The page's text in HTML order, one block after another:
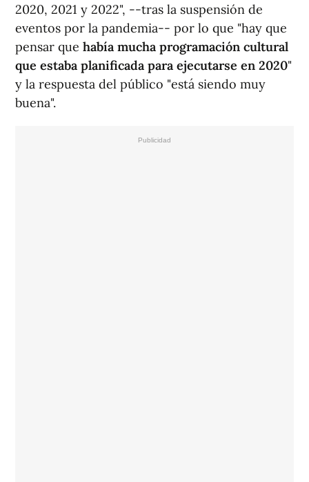
2020, 2021 y 2022", --tras la suspensión de
eventos por la pandemia-- por lo que "hay que
pensar que había mucha programación cultural
que estaba planificada para ejecutarse en 2020"
y la respuesta del público "está siendo muy
buena".